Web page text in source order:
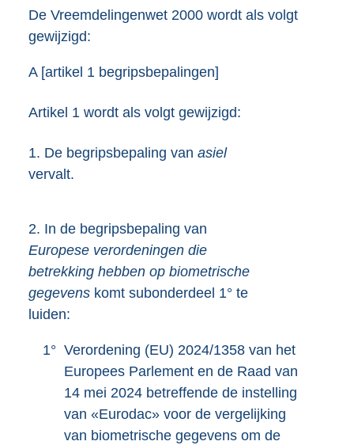
De Vreemdelingenwet 2000 wordt als volgt
gewijzigd:
A [artikel 1 begripsbepalingen]
Artikel 1 wordt als volgt gewijzigd:
1. De begripsbepaling van asiel
vervalt.
2. In de begripsbepaling van
Europese verordeningen die
betrekking hebben op biometrische
gegevens komt subonderdeel 1° te
luiden:
1° Verordening (EU) 2024/1358 van het
Europees Parlement en de Raad van
14 mei 2024 betreffende de instelling
van «Eurodac» voor de vergelijking
van biometrische gegevens om de